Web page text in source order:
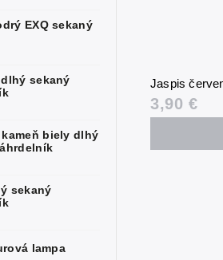
EXQ sekaný
sekaný
kameň biely dlhý
sekaný
lampa
Jaspis
3,90 €